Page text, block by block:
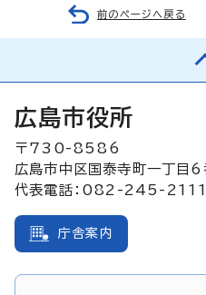
前のページへ戻る
広島市役所
〒730-8586
広島市中区国泰寺町一丁目
代表電話：082-245-2111
庁舎案内